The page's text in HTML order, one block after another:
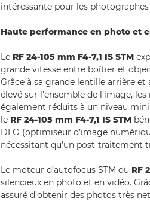
intéressante pour les
Haute performance en photo et
Le RF 24-105 mm F4-7,1 IS STM
grande vitesse entre boîtier et
Grâce à sa grande lentille arrière
élevé sur l’ensemble de l’image,
également réduits à un niveau
le RF 24-105 mm F4-7,1 IS STM
DLO (optimiseur d’image
nécessitant qu’un post-traitement
Le moteur d’autofocus STM du RF
silencieux en photo et en vidéo.
assuré d’obtenir des photos très